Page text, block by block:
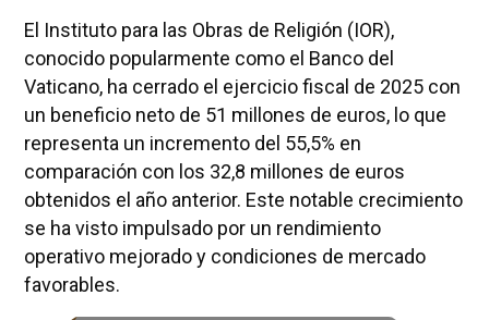
El Instituto para las Obras de Religión (IOR),
conocido popularmente como el Banco del
Vaticano, ha cerrado el ejercicio fiscal de 2025 con
un beneficio neto de 51 millones de euros, lo que
representa un incremento del 55,5% en
comparación con los 32,8 millones de euros
obtenidos el año anterior. Este notable crecimiento
se ha visto impulsado por un rendimiento
operativo mejorado y condiciones de mercado
favorables.